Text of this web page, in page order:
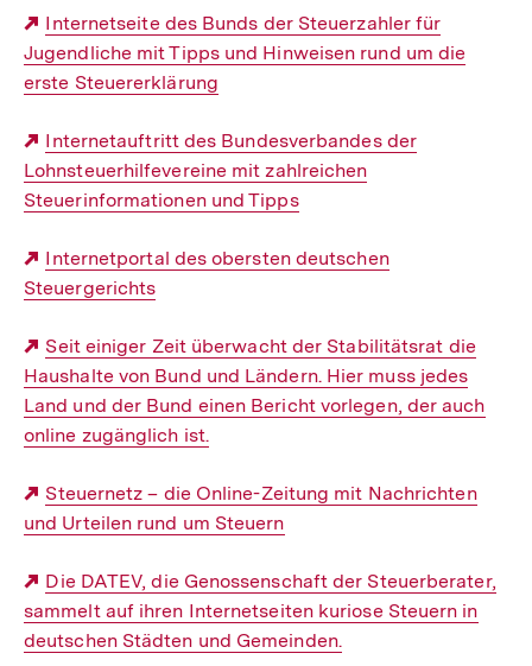
Externer
Link:
Internetseite des Bunds der Steuerzahler für
Jugendliche mit Tipps und Hinweisen rund um die
erste Steuererklärung
Externer
Link:
Internetauftritt des Bundesverbandes der
Lohnsteuerhilfevereine mit zahlreichen
Steuerinformationen und Tipps
Externer
Link:
Internetportal des obersten deutschen
Steuergerichts
Externer
Link:
Seit einiger Zeit überwacht der Stabilitätsrat die
Haushalte von Bund und Ländern. Hier muss jedes
Land und der Bund einen Bericht vorlegen, der auch
online zugänglich ist.
Externer
Link:
Steuernetz – die Online-Zeitung mit Nachrichten
und Urteilen rund um Steuern
Externer
Link:
Die DATEV, die Genossenschaft der Steuerberater,
sammelt auf ihren Internetseiten kuriose Steuern in
deutschen Städten und Gemeinden.